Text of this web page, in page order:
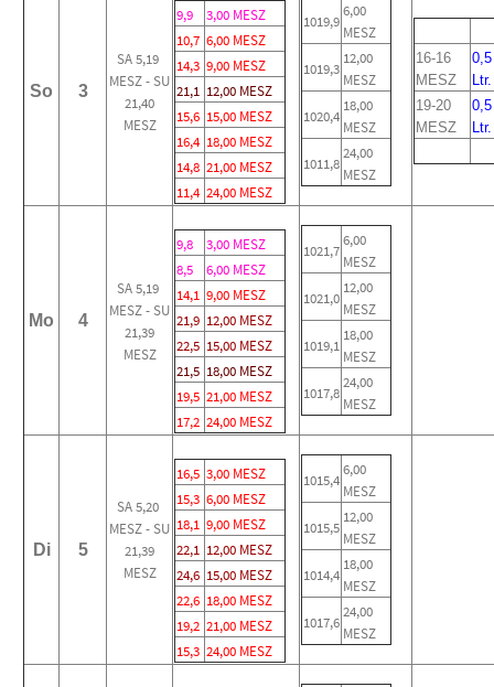
So 3
SA 5,19
MESZ - SU
21,40
MESZ
9,9
3,00 MESZ
10,7 6,00 MESZ
14,3 9,00 MESZ
21,1 12,00 MESZ
15,6 15,00 MESZ
16,4 18,00 MESZ
14,8 21,00 MESZ
11,4 24,00 MESZ
1019,9
6,00
MESZ
1019,3
12,00
MESZ
1020,4
18,00
MESZ
1011,8
24,00
MESZ
16-16
MESZ
0,5
Ltr.
19-20
MESZ
0,5
Ltr.
Mo 4
SA 5,19
MESZ - SU
21,39
MESZ
9,8
3,00 MESZ
8,5
6,00 MESZ
14,1 9,00 MESZ
21,9 12,00 MESZ
22,5 15,00 MESZ
21,5 18,00 MESZ
19,5 21,00 MESZ
17,2 24,00 MESZ
1021,7
6,00
MESZ
1021,0
12,00
MESZ
1019,1
18,00
MESZ
1017,8
24,00
MESZ
Di 5
SA 5,20
MESZ - SU
21,39
MESZ
16,5 3,00 MESZ
15,3 6,00 MESZ
18,1 9,00 MESZ
22,1 12,00 MESZ
24,6 15,00 MESZ
22,6 18,00 MESZ
19,2 21,00 MESZ
15,3 24,00 MESZ
1015,4
6,00
MESZ
1015,5
12,00
MESZ
1014,4
18,00
MESZ
1017,6
24,00
MESZ